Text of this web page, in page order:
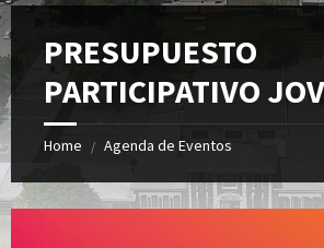
PRESUPUESTO
PARTICIPATIVO
Home / Agenda de Eventos